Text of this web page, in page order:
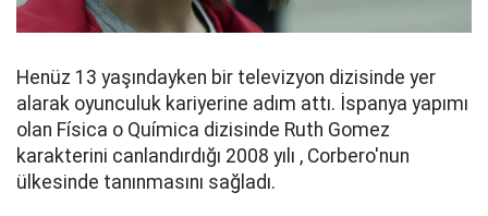
Henüz 13 yaşındayken bir televizyon dizisinde yer
alarak oyunculuk kariyerine adım attı. İspanya yapımı
olan Física o Química dizisinde Ruth Gomez
karakterini canlandırdığı 2008 yılı , Corbero'nun
ülkesinde tanınmasını sağladı.